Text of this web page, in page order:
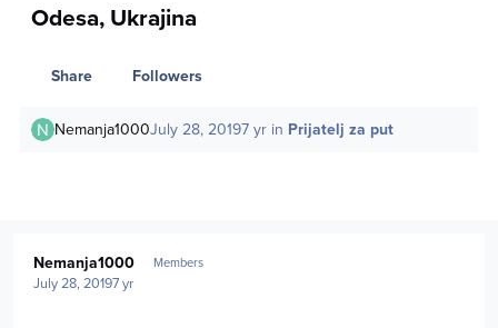
Odesa, Ukrajina
Share Followers
Nemanja1000July 28, 20197 yr in Prijatelj za put
Nemanja1000 Members
July 28, 20197 yr